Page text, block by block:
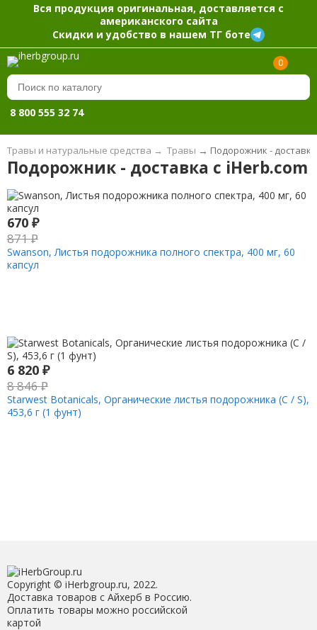
Вся продукция оригинальная, доставляется с
американского сайта
Скидки и удобство в нашем ТГ боте
0
8 800 555 32 74
Травы и натуральные средства → Травы → Подорожник -
Подорожник - доставка с iHerb.com
670 ₽
871₽
Swanson, Листья подорожника полного спектра, 400 мг, 60
капсул
6 820 ₽
8 846₽
Starwest Botanicals, Органические листья подорожника (C / S),
453,6 г (1 фунт)
Copyright © iHerbgroup.ru, 2022.
Доставка товаров с Айхерб в Россию.
Оплатить товары можно российской
картой